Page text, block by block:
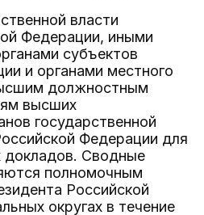
власти
Федерации, иными
субъектов
и органами местного
должностным
высших
государственной
Федерации для
докладов. Сводные
полномочным
Российской
округах в течение